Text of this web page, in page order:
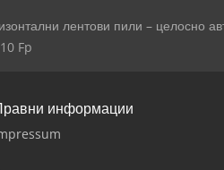
лентови пили – целосно
Fp
информации